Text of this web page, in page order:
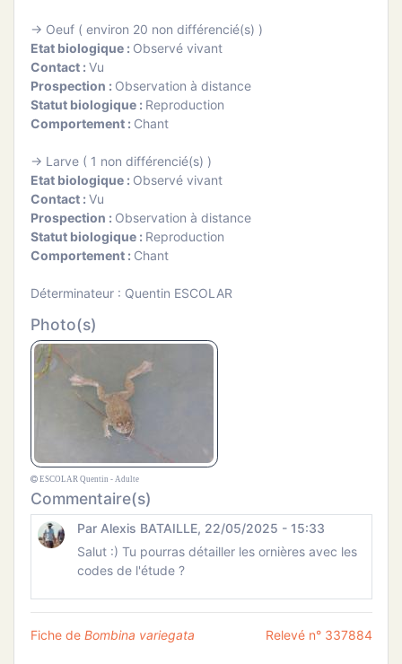
→ Oeuf ( environ 20 non différencié(s) )
Etat biologique : Observé vivant
Contact : Vu
Prospection : Observation à distance
Statut biologique : Reproduction
Comportement : Chant
→ Larve ( 1 non différencié(s) )
Etat biologique : Observé vivant
Contact : Vu
Prospection : Observation à distance
Statut biologique : Reproduction
Comportement : Chant
Déterminateur : Quentin ESCOLAR
Photo(s)
ESCOLAR Quentin - Adulte
Commentaire(s)
Par Alexis BATAILLE, 22/05/2025 - 15:33
Salut :) Tu pourras détailler les ornières avec les
codes de l'étude ?
Fiche de Bombina variegata Relevé n° 337884